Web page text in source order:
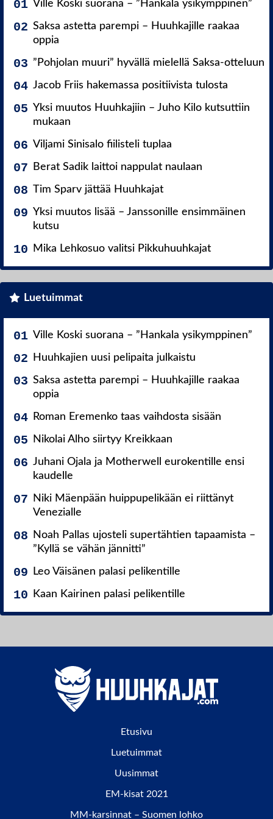
Ville Koski suorana – ”Hankala ysikymppinen”
Saksa astetta parempi – Huuhkajille raakaa
oppia
”Pohjolan muuri” hyvällä mielellä Saksa-otteluun
Jacob Friis hakemassa positiivista tulosta
Yksi muutos Huuhkajiin – Juho Kilo kutsuttiin
mukaan
Viljami Sinisalo fiilisteli tuplaa
Berat Sadik laittoi nappulat naulaan
Tim Sparv jättää Huuhkajat
Yksi muutos lisää – Janssonille ensimmäinen
kutsu
Mika Lehkosuo valitsi Pikkuhuuhkajat
Luetuimmat
Ville Koski suorana – ”Hankala ysikymppinen”
Huuhkajien uusi pelipaita julkaistu
Saksa astetta parempi – Huuhkajille raakaa
oppia
Roman Eremenko taas vaihdosta sisään
Nikolai Alho siirtyy Kreikkaan
Juhani Ojala ja Motherwell eurokentille ensi
kaudelle
Niki Mäenpään huippupelikään ei riittänyt
Venezialle
Noah Pallas ujosteli supertähtien tapaamista –
”Kyllä se vähän jännitti”
Leo Väisänen palasi pelikentille
Kaan Kairinen palasi pelikentille
Etusivu
Luetuimmat
Uusimmat
EM-kisat 2021
MM-karsinnat – Suomen lohko